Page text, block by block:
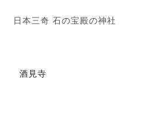
日本三奇 石の宝殿の神社
酒見寺